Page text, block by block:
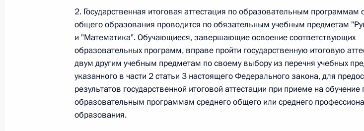
Федеральный закон от 26.07.2026 г. № 252-ФЗ
О внесении изменений в Кодекс внутреннего водного транспорта Российской
Федерального закона «Об обеспечении единства измерений»
26 июля 2026 года
Федеральный закон от 26.07.2026 г. № 250-ФЗ
2. Государственная итоговая аттестация по образовательным программам
общего образования проводится по обязательным учебным предметам
и "Математика". Обучающиеся, завершающие освоение соответствующих
образовательных программ, вправе пройти государственную итоговую
двум другим учебным предметам по своему выбору из перечня учебных
указанного в части 2 статьи 3 настоящего Федерального закона, для
результатов государственной итоговой аттестации при приеме на обучение
образовательным программам среднего общего или среднего
образования.